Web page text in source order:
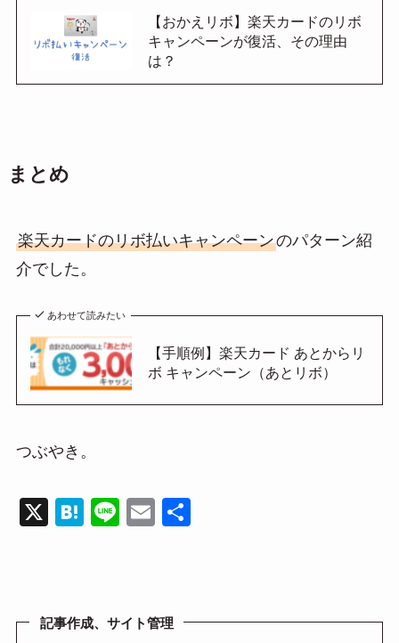
【おかえリボ】楽天カードのリボ
キャンペーンが復活、その理由
は？
まとめ
楽天カードのリボ払いキャンペーンのパターン紹
介でした。
あわせて読みたい
【手順例】楽天カード あとからリ
ボ キャンペーン（あとリボ）
つぶやき。
X
H
a
Li
E
記事作成、サイト管理